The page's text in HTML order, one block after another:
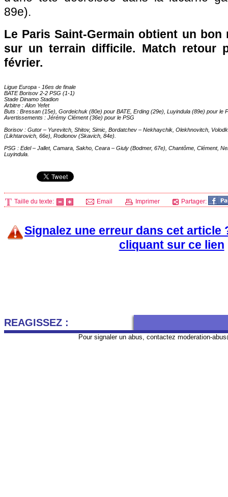
89e).
Le Paris Saint-Germain obtient un
sur un terrain difficile. Match retour
février.
Ligue Europa - 16es de finale
BATE Borisov 2-2 PSG (1-1)
Stade Dinamo Stadion
Arbitre : Alon Yefet
Buts : Bressan (15e), Gordeichuk (80e) pour BATE, Erding (29e), Luyindula (89e) pour le
Avertissements : Jérémy Clément (36e) pour le PSG
Borisov : Gutor – Yurevitch, Shitov, Simic, Bordatchev – Nekhaychik, Olekhnovitch,
(Likhtarovich, 66e), Rodionov (Skavich, 84e).
PSG : Edel – Jallet, Camara, Sakho, Ceara – Giuly (Bodmer, 67e), Chantôme, Clément,
Luyindula.
Taille du texte: Email Imprimer Partager:
Signalez une erreur dans cet article
cliquant sur ce lien
REAGISSEZ :
Pour signaler un abus, contactez moderation-